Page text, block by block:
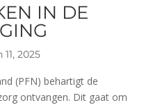
IN DE
11, 2025
(PFN) behartigt de
ontvangen. Dit gaat om